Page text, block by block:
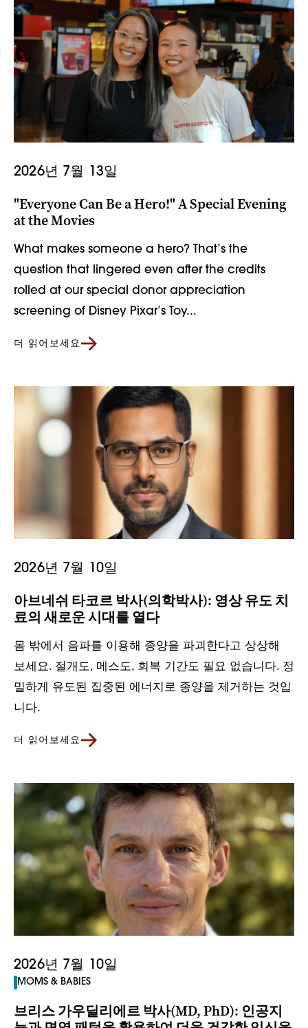
2026년 7월 13일
"Everyone Can Be a Hero!" A Special Evening
at the Movies
What makes someone a hero? That’s the
question that lingered even after the credits
rolled at our special donor appreciation
screening of Disney Pixar’s Toy...
더 읽어보세요
2026년 7월 10일
아브네쉬 타코르 박사(의학박사): 영상 유도 치
료의 새로운 시대를 열다
몸 밖에서 음파를 이용해 종양을 파괴한다고 상상해
보세요. 절개도, 메스도, 회복 기간도 필요 없습니다. 정
밀하게 유도된 집중된 에너지로 종양을 제거하는 것입
니다.
더 읽어보세요
2026년 7월 10일
MOMS & BABIES
브리스 가우딜리에르 박사(MD, PhD): 인공지